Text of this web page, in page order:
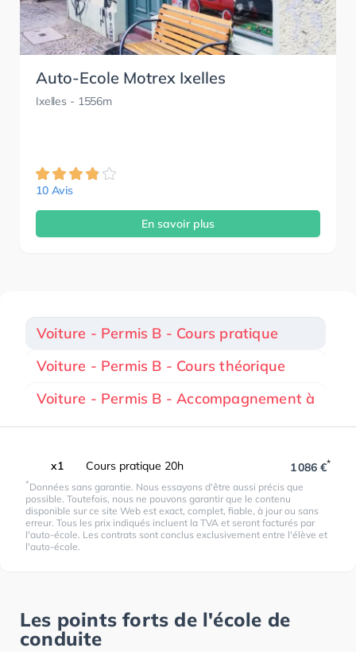
Auto-Ecole Motrex Ixelles
Ixelles - 1556m
10 Avis
En savoir plus
Voiture - Permis B - Cours pratique
Voiture - Permis B - Cours théorique
Voiture - Permis B - Accompagnement à
x1 Cours pratique 20h 1 086 €*
*Données sans garantie. Nous essayons d'être aussi précis que
possible. Toutefois, nous ne pouvons garantir que le contenu
disponible sur ce site Web est exact, complet, fiable, à jour ou sans
erreur. Tous les prix indiqués incluent la TVA et seront facturés par
l'auto-école. Les contrats sont conclus exclusivement entre l'élève et
l'auto-école.
Les points forts de l'école de
conduite